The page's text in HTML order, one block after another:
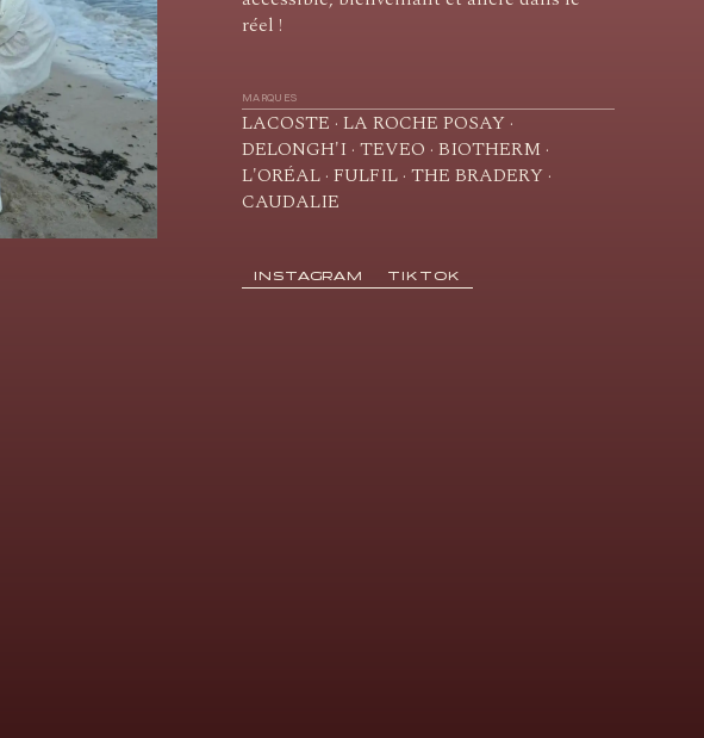
réel !
MARQUES
LACOSTE · LA ROCHE POSAY ·
DELONGH'I · TEVEO · BIOTHERM ·
L'ORÉAL · FULFIL · THE BRADERY ·
CAUDALIE
INSTAGRAM TIKTOK